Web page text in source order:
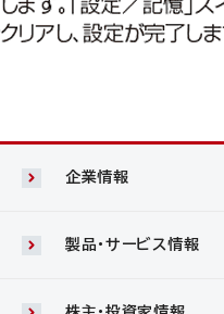
企業情報
製品・サービス情報